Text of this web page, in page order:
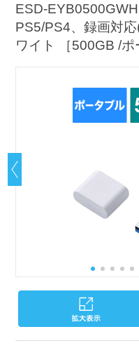
ESD-
PS5/PS4、録画対
ワイト ［500GB /ポ